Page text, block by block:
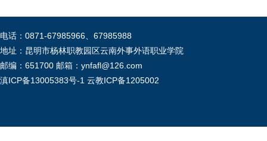
电话：0871-67985966、67985988
地址：昆明市杨林职教园区云南外事外语职业学院
邮编：651700 邮箱：ynfafl@126.com
滇ICP备13005383号-1 云教ICP备1205002